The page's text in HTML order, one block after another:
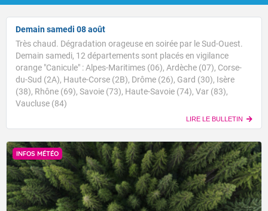
Demain samedi 08 août
Très chaud. Dégradation orageuse en soirée par le Sud-Ouest.
Demain samedi, 12 départements sont placés en vigilance
orange "Canicule" : Alpes-Maritimes (06), Ardèche (07), Corse-
du-Sud (2A), Haute-Corse (2B), Drôme (26), Gard (30), Isère
(38), Rhône (69), Savoie (73), Haute-Savoie (74), Var (83),
Vaucluse (84)
LIRE LE BULLETIN
INFOS MÉTÉO